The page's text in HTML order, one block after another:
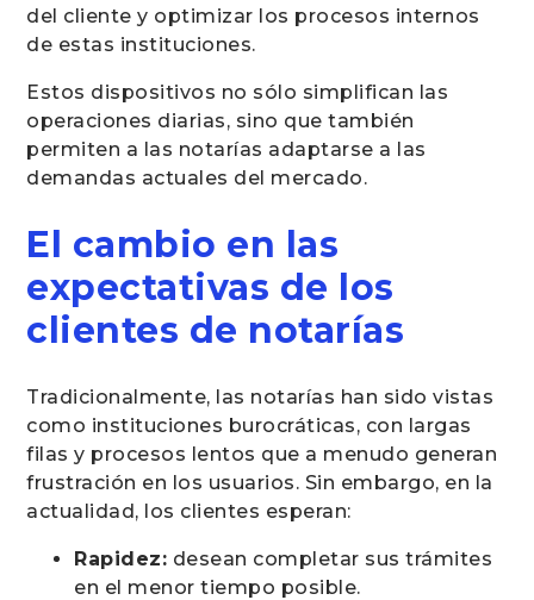
del cliente y optimizar los procesos internos
de estas instituciones.
Estos dispositivos no sólo simplifican las
operaciones diarias, sino que también
permiten a las notarías adaptarse a las
demandas actuales del mercado.
El cambio en las
expectativas de los
clientes de notarías
Tradicionalmente, las notarías han sido vistas
como instituciones burocráticas, con largas
filas y procesos lentos que a menudo generan
frustración en los usuarios. Sin embargo, en la
actualidad, los clientes esperan:
Rapidez: desean completar sus trámites
en el menor tiempo posible.